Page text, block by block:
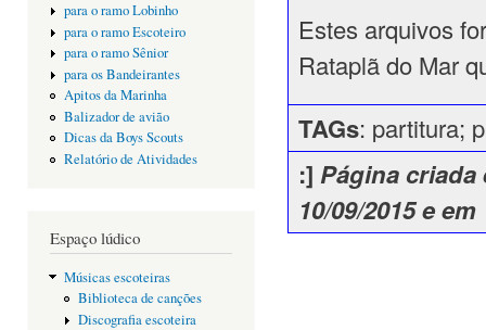
para o ramo Lobinho
para o ramo Escoteiro
para o ramo Sênior
para os Bandeirantes
Apitos da Marinha
Balizador de avião
Dicas da Boys Scouts
Relatório de Atividades
Espaço lúdico
Músicas escoteiras
Biblioteca de canções
Discografia escoteira
Estes arquivos
Rataplã do Mar
TAGs: partitura;
:] Página criada
10/09/2015 e